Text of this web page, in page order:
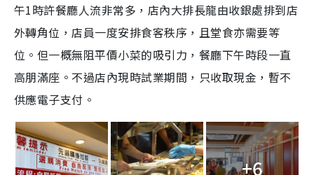
午1時許餐廳人流非常多，店內大排長龍由收銀處排到店
外轉角位，店員一度安排食客秩序，且堂食亦需要等
位。但一概無阻平價小菜的吸引力，餐廳下午時段一直
高朋滿座。不過店內現時試業期間，只收取現金，暫不
供應電子支付。
+6